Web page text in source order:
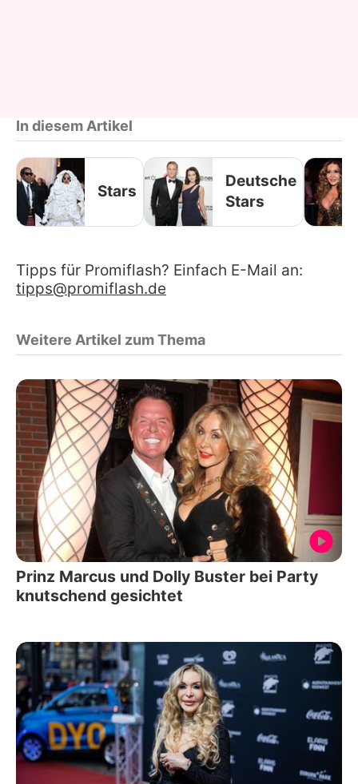
In diesem Artikel
Stars
Deutsche
Stars
Tipps für Promiflash? Einfach E-Mail an:
tipps@promiflash.de
Weitere Artikel zum Thema
Prinz Marcus und Dolly Buster bei Party
knutschend gesichtet